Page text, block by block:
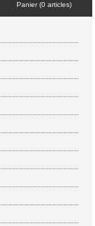
Panier (0 articles)